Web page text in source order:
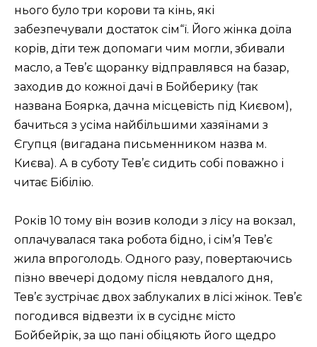
нього було три корови та кінь, які
забезпечували достаток сім“ї. Його жінка доїла
корів, діти теж допомаги чим могли, збивали
масло, а Тев’є щоранку відправлявся на базар,
заходив до кожної дачі в Бойберику (так
названа Боярка, дачна місцевість під Києвом),
бачиться з усіма найбільшими хазяїнами з
Єгупця (вигадана письменником назва м.
Києва). А в суботу Тев’є сидить собі поважно і
читає Бібілію.
Років 10 тому він возив колоди з лісу на вокзал,
оплачувалася така робота бідно, і сім’я Тев’є
жила впроголодь. Одного разу, повертаючись
пізно ввечері додому після невдалого дня,
Тев’є зустрічає двох заблукалих в лісі жінок. Тев’є
погодився відвезти їх в сусіднє місто
Бойбейрік, за що пані обіцяють його щедро